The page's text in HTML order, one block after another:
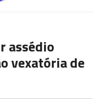
assédio
vexatória de